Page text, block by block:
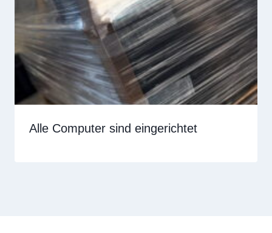
Alle Computer sind eingerichtet